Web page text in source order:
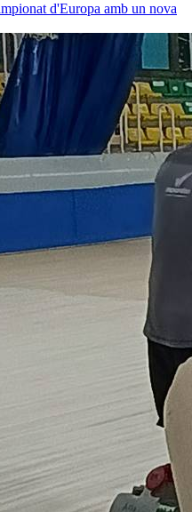
d'Europa amb un nova